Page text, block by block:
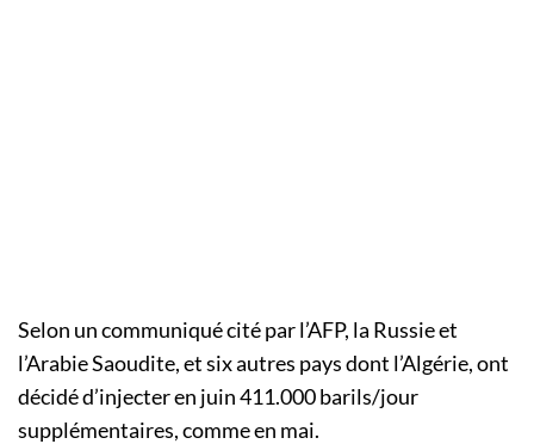
Selon un communiqué cité par l’AFP, la Russie et
l’Arabie Saoudite, et six autres pays dont l’Algérie, ont
décidé d’injecter en juin 411.000 barils/jour
supplémentaires, comme en mai.